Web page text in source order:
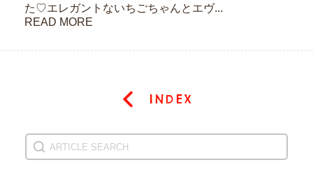
た♡エレガントないちごちゃんとエヴ...
READ MORE
INDEX